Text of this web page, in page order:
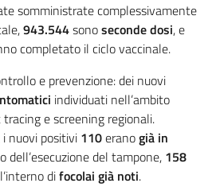
somministrate complessivamente
943.544sonoseconde dosi, e
completato il ciclo vaccinale.
e prevenzione: dei nuovi
individuati nell’ambito
e screening regionali.
nuovi positivi 110eranogià in
dell’esecuzione del tampone, 158
difocolai già noti.